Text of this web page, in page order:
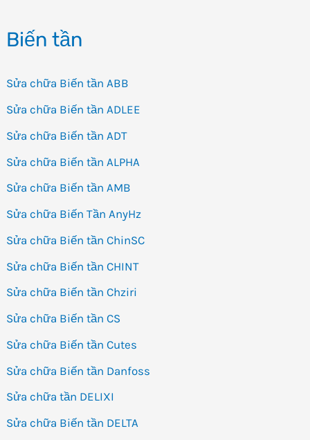
Biến tần
Sửa chữa Biến tần ABB
Sửa chữa Biến tần ADLEE
Sửa chữa Biến tần ADT
Sửa chữa Biến tần ALPHA
Sửa chữa Biến tần AMB
Sửa chữa Biến Tần AnyHz
Sửa chữa Biến tần ChinSC
Sửa chữa Biến tần CHINT
Sửa chữa Biến tần Chziri
Sửa chữa Biến tần CS
Sửa chữa Biến tần Cutes
Sửa chữa Biến tần Danfoss
Sửa chữa tần DELIXI
Sửa chữa Biến tần DELTA